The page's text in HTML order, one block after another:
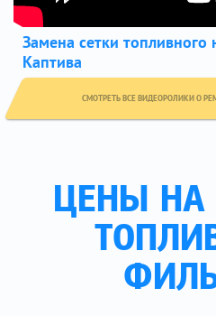
Замена сетки топливного
Каптива
СМОТРЕТЬ ВСЕ ВИДЕОРОЛИКИ О
ЦЕНЫ НА